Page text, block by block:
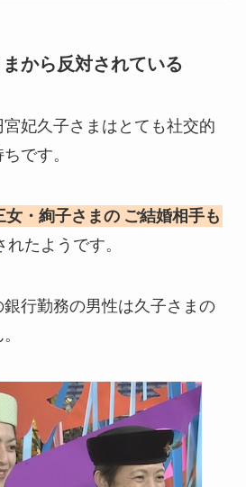
から反対されている
妃久子さまはとても社交的
です。
女・絢子さまの ご結婚相手も
れたようです。
行勤務の男性は久子さまの